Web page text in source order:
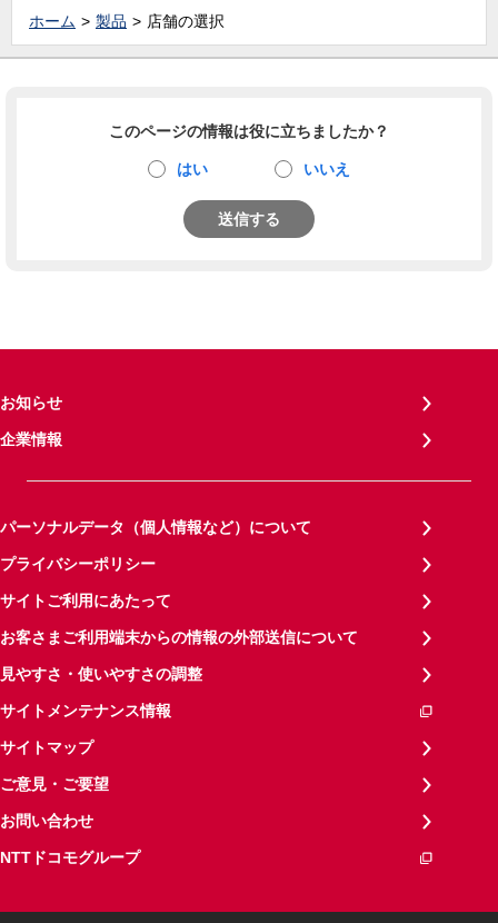
ホーム 製品 店舗の選択
このページの情報は役に立ちましたか？
はい いいえ
送信する
お知らせ
企業情報
パーソナルデータ（個人情報など）について
プライバシーポリシー
サイトご利用にあたって
お客さまご利用端末からの情報の外部送信について
見やすさ・使いやすさの調整
サイトメンテナンス情報
サイトマップ
ご意見・ご要望
お問い合わせ
NTTドコモグループ